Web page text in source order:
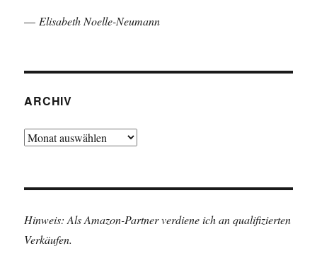
— Elisabeth Noelle-Neumann
ARCHIV
Archiv
Hinweis: Als Amazon-Partner verdiene ich an qualifizierten
Verkäufen.